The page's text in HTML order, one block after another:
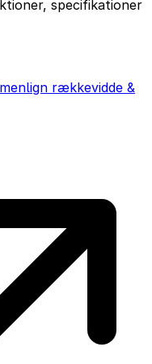
specifikationer
rækkevidde &